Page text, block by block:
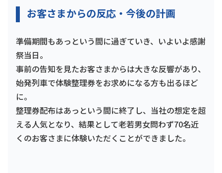
お客さまからの反応・今後の計画
準備期間もあっという間に過ぎていき、いよいよ感謝
祭当日。
事前の告知を見たお客さまからは大きな反響があり、
始発列車で体験整理券をお求めになる方も出るほど
に。
整理券配布はあっという間に終了し、当社の想定を超
える人気となり、結果として老若男女問わず70名近
くのお客さまに体験いただくことができました。